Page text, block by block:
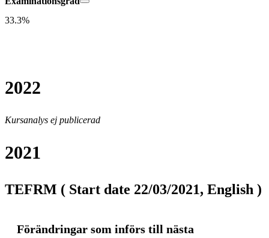
33.3%
2022
Kursanalys ej publicerad
2021
TEFRM ( Start date 22/03/2021, English )
Förändringar som införs till nästa